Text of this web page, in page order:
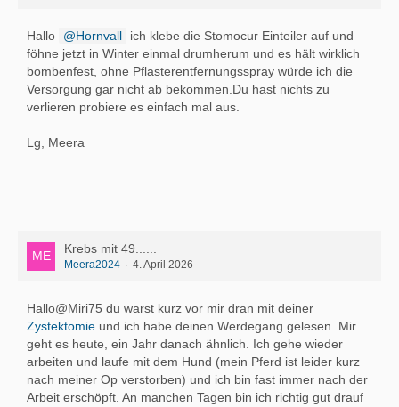
Hallo Hornvall
ich klebe die Stomocur Einteiler auf und
föhne jetzt in Winter einmal drumherum und es hält wirklich
bombenfest, ohne Pflasterentfernungsspray würde ich die
Versorgung gar nicht ab bekommen.Du hast nichts zu
verlieren probiere es einfach mal aus.
Lg, Meera
Krebs mit 49......
Meera2024 4. April 2026
Hallo@Miri75 du warst kurz vor mir dran mit deiner
Zystektomie und ich habe deinen Werdegang gelesen. Mir
geht es heute, ein Jahr danach ähnlich. Ich gehe wieder
arbeiten und laufe mit dem Hund (mein Pferd ist leider kurz
nach meiner Op verstorben) und ich bin fast immer nach der
Arbeit erschöpft. An manchen Tagen bin ich richtig gut drauf